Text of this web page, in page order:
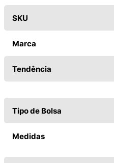
SKU
Marca
Tendência
Tipo de Bolsa
Medidas